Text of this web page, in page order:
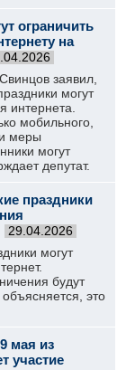
ограничить
на
заявил,
могут
интернета.
мобильного,
меры
могут
депутат.
праздники
29.04.2026
могут
будут
это
мая из
участие